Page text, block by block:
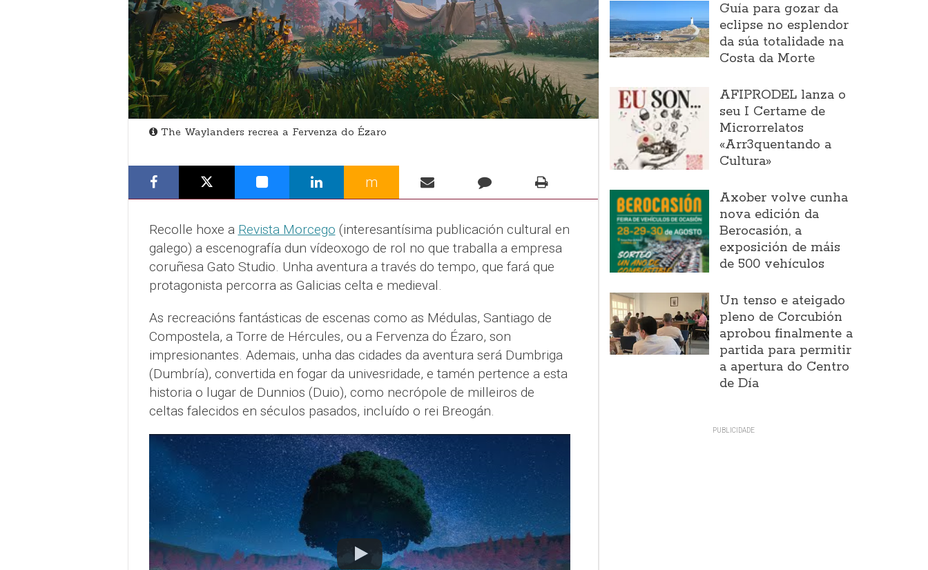
The Waylanders recrea a Fervenza do Ézaro
m
Recolle hoxe a Revista Morcego (interesantísima publicación cultural en
galego) a escenografía dun vídeoxogo de rol no que traballa a empresa
coruñesa Gato Studio. Unha aventura a través do tempo, que fará que
protagonista percorra as Galicias celta e medieval.
As recreacións fantásticas de escenas como as Médulas, Santiago de
Compostela, a Torre de Hércules, ou a Fervenza do Ézaro, son
impresionantes. Ademais, unha das cidades da aventura será Dumbriga
(Dumbría), convertida en fogar da univesridade, e tamén pertence a esta
historia o lugar de Dunnios (Duio), como necrópole de milleiros de
celtas falecidos en séculos pasados, incluído o rei Breogán.
Guía para gozar da
eclipse no esplendor
da súa totalidade na
Costa da Morte
AFIPRODEL lanza o
seu I Certame de
Microrrelatos
«Arr3quentando a
Cultura»
Axober volve cunha
nova edición da
Berocasión, a
exposición de máis
de 500 vehículos
Un tenso e ateigado
pleno de Corcubión
aprobou finalmente a
partida para permitir
a apertura do Centro
de Día